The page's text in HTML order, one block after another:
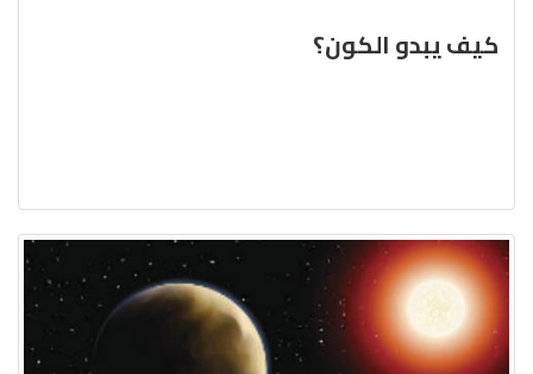
كيف يبدو الكون؟